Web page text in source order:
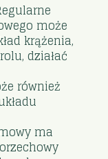
może
krążenia,
działać
również
ma